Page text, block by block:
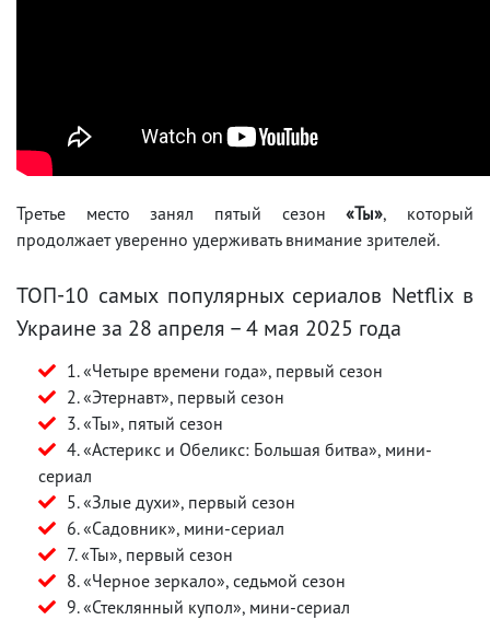
Третье место занял пятый сезон«Ты», который
продолжает уверенно удерживать внимание зрителей.
ТОП-10 самых популярных сериалов Netflix в
Украине за 28 апреля – 4 мая 2025 года
1. «Четыре времени года», первый сезон
2. «Этернавт», первый сезон
3. «Ты», пятый сезон
4. «Астерикс и Обеликс: Большая битва», мини-
сериал
5. «Злые духи», первый сезон
6. «Садовник», мини-сериал
7. «Ты», первый сезон
8. «Черное зеркало», седьмой сезон
9. «Стеклянный купол», мини-сериал